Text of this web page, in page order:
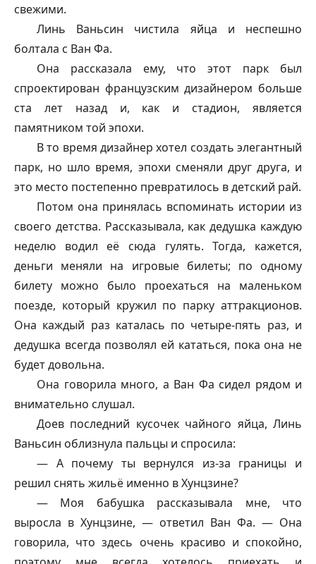
свежими.
Линь Ваньсин чистила яйца и неспешно
болтала с Ван Фа.
Она рассказала ему, что этот парк был
спроектирован французским дизайнером больше
ста лет назад и, как и стадион, является
памятником той эпохи.
В то время дизайнер хотел создать элегантный
парк, но шло время, эпохи сменяли друг друга, и
это место постепенно превратилось в детский рай.
Потом она принялась вспоминать истории из
своего детства. Рассказывала, как дедушка каждую
неделю водил её сюда гулять. Тогда, кажется,
деньги меняли на игровые билеты; по одному
билету можно было проехаться на маленьком
поезде, который кружил по парку аттракционов.
Она каждый раз каталась по четыре-пять раз, и
дедушка всегда позволял ей кататься, пока она не
будет довольна.
Она говорила много, а Ван Фа сидел рядом и
внимательно слушал.
Доев последний кусочек чайного яйца, Линь
Ваньсин облизнула пальцы и спросила:
— А почему ты вернулся из-за границы и
решил снять жильё именно в Хунцзине?
— Моя бабушка рассказывала мне, что
выросла в Хунцзине, — ответил Ван Фа. — Она
говорила, что здесь очень красиво и спокойно,